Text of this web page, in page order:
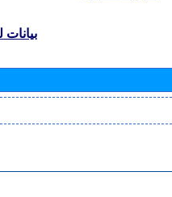
بيانات